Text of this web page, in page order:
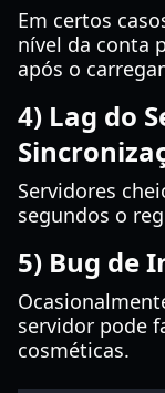
Em certos
nível da conta
após o
4) Lag do
Servidores
segundos o
5) Bug de
servidor pode
cosméticas.